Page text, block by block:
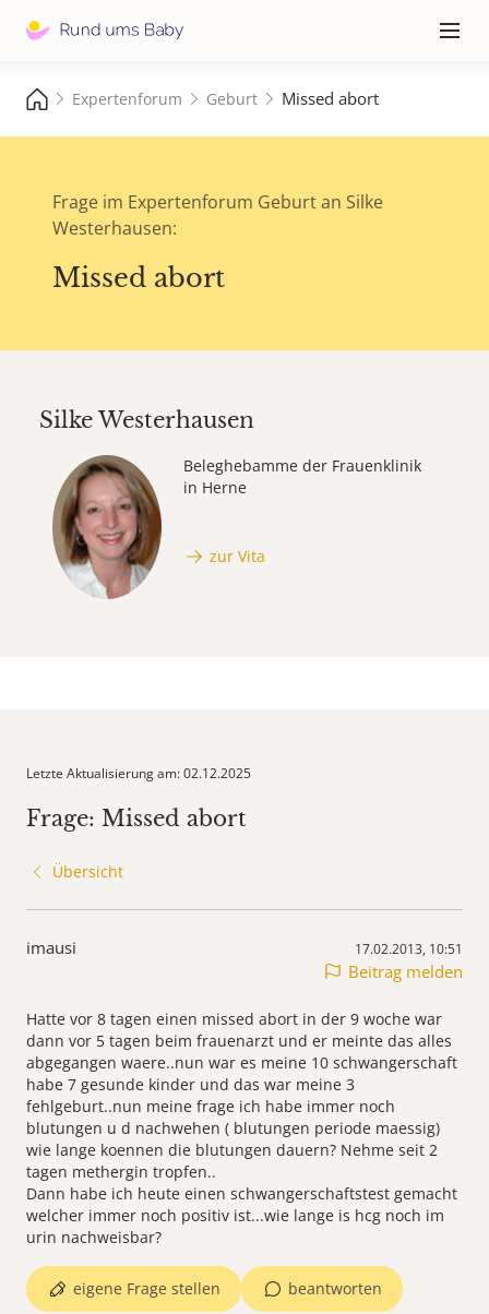
≡
Expertenforum Geburt Missed abort
Frage im Expertenforum Geburt an Silke
Westerhausen:
Missed abort
Silke Westerhausen
Beleghebamme der Frauenklinik
in Herne
zur Vita
Letzte Aktualisierung am: 02.12.2025
Frage: Missed abort
Übersicht
imausi 17.02.2013, 10:51
Beitrag melden
Hatte vor 8 tagen einen missed abort in der 9 woche war
dann vor 5 tagen beim frauenarzt und er meinte das alles
abgegangen waere..nun war es meine 10 schwangerschaft
habe 7 gesunde kinder und das war meine 3
fehlgeburt..nun meine frage ich habe immer noch
blutungen u d nachwehen ( blutungen periode maessig)
wie lange koennen die blutungen dauern? Nehme seit 2
tagen methergin tropfen..
Dann habe ich heute einen schwangerschaftstest gemacht
welcher immer noch positiv ist...wie lange is hcg noch im
urin nachweisbar?
beantworten
eigene Frage stellen